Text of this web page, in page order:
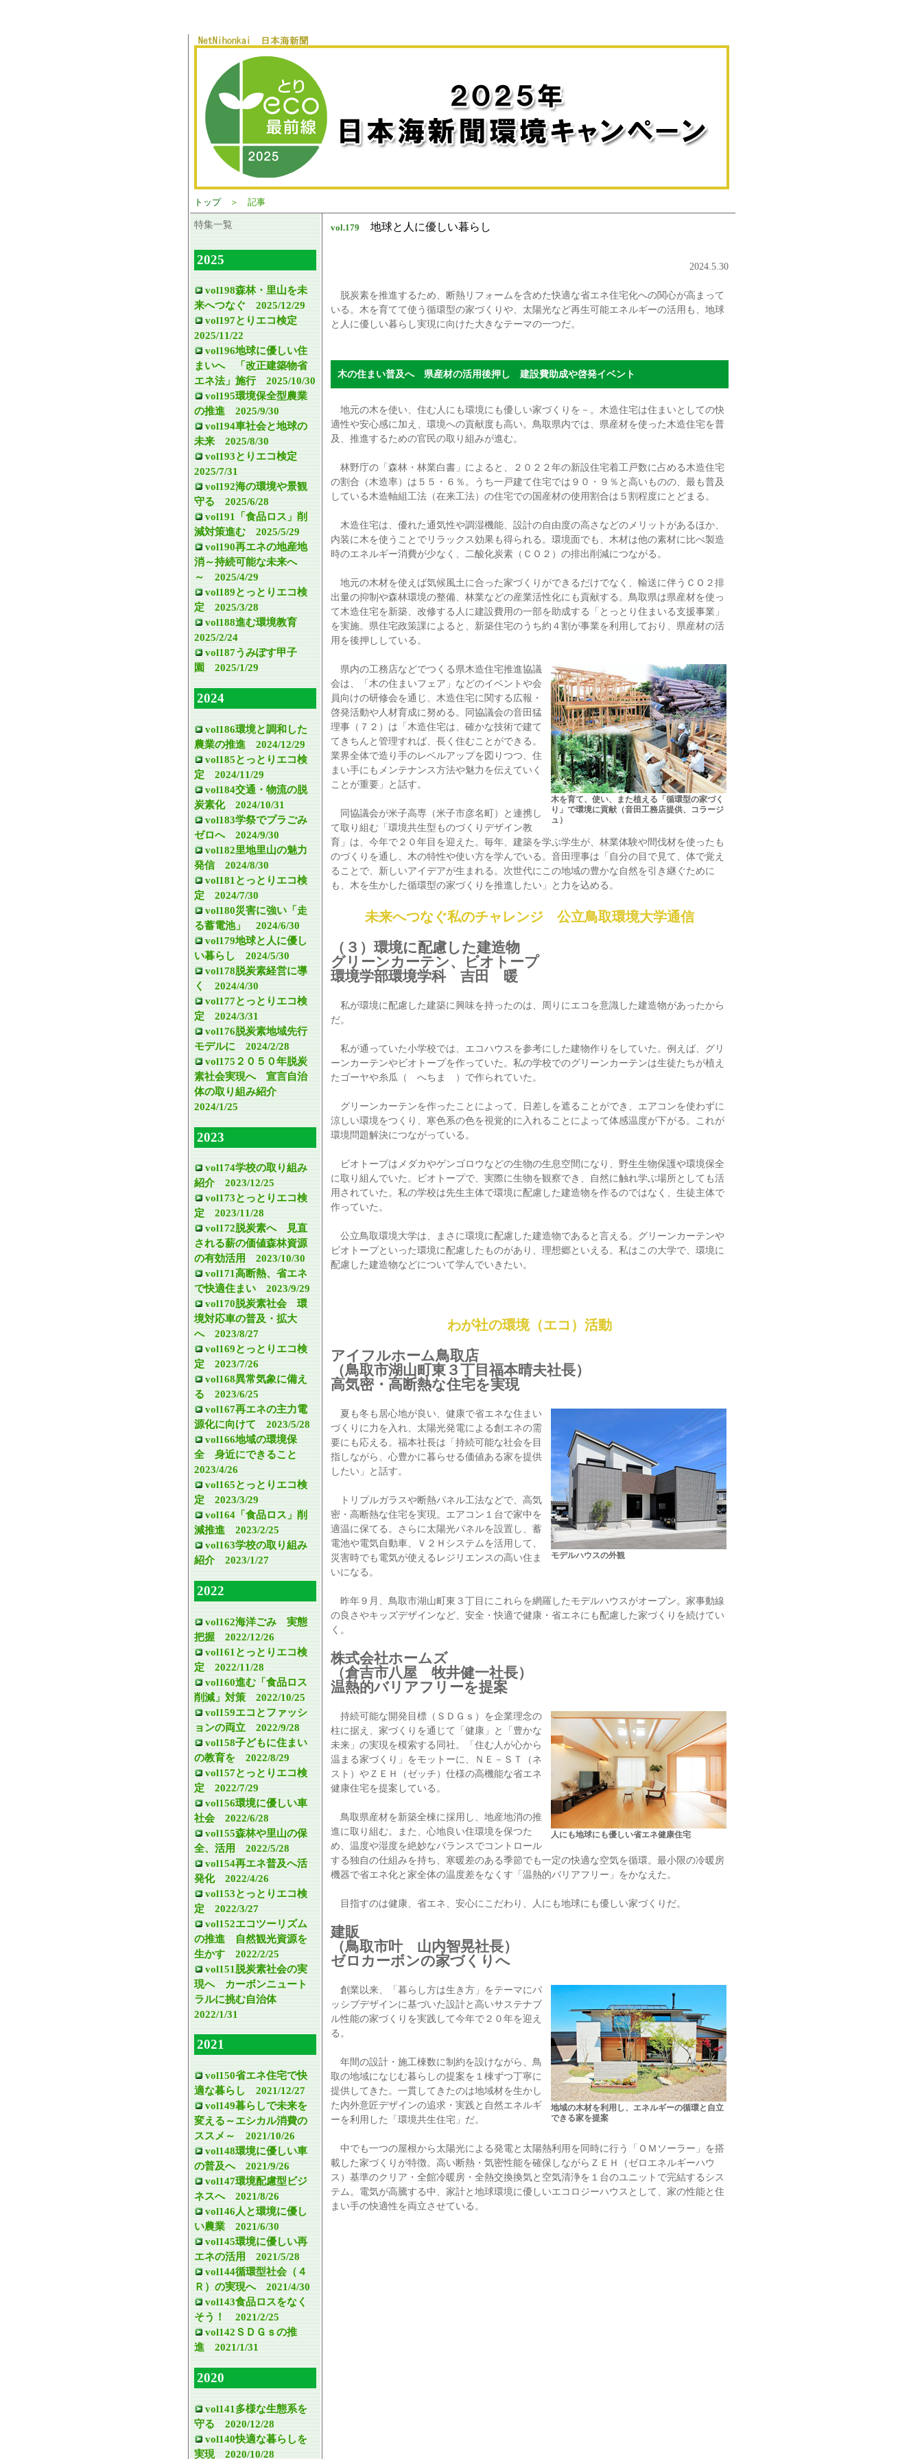
トップ＞ 記事
特集一覧
2025
vol198森林・里山を未
来へつなぐ 2025/12/29
vol197とりエコ検定
2025/11/22
vol196地球に優しい住
まいへ 「改正建築物省
エネ法」施行 2025/10/30
vol195環境保全型農業
の推進 2025/9/30
vol194車社会と地球の
未来 2025/8/30
vol193とりエコ検定
2025/7/31
vol192海の環境や景観
守る 2025/6/28
vol191「食品ロス」削
減対策進む 2025/5/29
vol190再エネの地産地
消～持続可能な未来へ
～ 2025/4/29
vol189とっとりエコ検
定 2025/3/28
vol188進む環境教育
2025/2/24
vol187うみぽす甲子
園 2025/1/29
2024
vol186環境と調和した
農業の推進 2024/12/29
vol185とっとりエコ検
定 2024/11/29
vol184交通・物流の脱
炭素化 2024/10/31
vol183学祭でプラごみ
ゼロへ 2024/9/30
vol182里地里山の魅力
発信 2024/8/30
vol181とっとりエコ検
定 2024/7/30
vol180災害に強い「走
る蓄電池」 2024/6/30
vol179地球と人に優し
い暮らし 2024/5/30
vol178脱炭素経営に導
く 2024/4/30
vol177とっとりエコ検
定 2024/3/31
vol176脱炭素地域先行
モデルに 2024/2/28
vol175２０５０年脱炭
素社会実現へ 宣言自治
体の取り組み紹介
2024/1/25
2023
vol174学校の取り組み
紹介 2023/12/25
vol173とっとりエコ検
定 2023/11/28
vol172脱炭素へ 見直
される薪の価値森林資源
の有効活用 2023/10/30
vol171高断熱、省エネ
で快適住まい 2023/9/29
vol170脱炭素社会 環
境対応車の普及・拡大
へ 2023/8/27
vol169とっとりエコ検
定 2023/7/26
vol168異常気象に備え
る 2023/6/25
vol167再エネの主力電
源化に向けて 2023/5/28
vol166地域の環境保
全 身近にできること
2023/4/26
vol165とっとりエコ検
定 2023/3/29
vol164「食品ロス」削
減推進 2023/2/25
vol163学校の取り組み
紹介 2023/1/27
2022
vol162海洋ごみ 実態
把握 2022/12/26
vol161とっとりエコ検
定 2022/11/28
vol160進む「食品ロス
削減」対策 2022/10/25
vol159エコとファッシ
ョンの両立 2022/9/28
vol158子どもに住まい
の教育を 2022/8/29
vol157とっとりエコ検
定 2022/7/29
vol156環境に優しい車
社会 2022/6/28
vol155森林や里山の保
全、活用 2022/5/28
vol154再エネ普及へ活
発化 2022/4/26
vol153とっとりエコ検
定 2022/3/27
vol152エコツーリズム
の推進 自然観光資源を
生かす 2022/2/25
vol151脱炭素社会の実
現へ カーボンニュート
ラルに挑む自治体
2022/1/31
2021
vol150省エネ住宅で快
適な暮らし 2021/12/27
vol149暮らしで未来を
変える～エシカル消費の
ススメ～ 2021/10/26
vol148環境に優しい車
の普及へ 2021/9/26
vol147環境配慮型ビジ
ネスへ 2021/8/26
vol146人と環境に優し
い農業 2021/6/30
vol145環境に優しい再
エネの活用 2021/5/28
vol144循環型社会（４
Ｒ）の実現へ 2021/4/30
vol143食品ロスをなく
そう！ 2021/2/25
vol142ＳＤＧｓの推
進 2021/1/31
2020
vol141多様な生態系を
守る 2020/12/28
vol140快適な暮らしを
実現 2020/10/28
vol.179 地球と人に優しい暮らし
2024.5.30
脱炭素を推進するため、断熱リフォームを含めた快適な省エネ住宅化への関心が高まって
いる。木を育てて使う循環型の家づくりや、太陽光など再生可能エネルギーの活用も、地球
と人に優しい暮らし実現に向けた大きなテーマの一つだ。
木の住まい普及へ 県産材の活用後押し 建設費助成や啓発イベント
地元の木を使い、住む人にも環境にも優しい家づくりを－。木造住宅は住まいとしての快
適性や安心感に加え、環境への貢献度も高い。鳥取県内では、県産材を使った木造住宅を普
及、推進するための官民の取り組みが進む。
林野庁の「森林・林業白書」によると、２０２２年の新設住宅着工戸数に占める木造住宅
の割合（木造率）は５５・６％。うち一戸建て住宅では９０・９％と高いものの、最も普及
している木造軸組工法（在来工法）の住宅での国産材の使用割合は５割程度にとどまる。
木造住宅は、優れた通気性や調湿機能、設計の自由度の高さなどのメリットがあるほか、
内装に木を使うことでリラックス効果も得られる。環境面でも、木材は他の素材に比べ製造
時のエネルギー消費が少なく、二酸化炭素（ＣＯ２）の排出削減につながる。
地元の木材を使えば気候風土に合った家づくりができるだけでなく、輸送に伴うＣＯ２排
出量の抑制や森林環境の整備、林業などの産業活性化にも貢献する。鳥取県は県産材を使っ
て木造住宅を新築、改修する人に建設費用の一部を助成する「とっとり住まいる支援事業」
を実施。県住宅政策課によると、新築住宅のうち約４割が事業を利用しており、県産材の活
用を後押ししている。
木を育て、使い、また植える「循環型の家づく
り」で環境に貢献（音田工務店提供、コラージ
ュ）
県内の工務店などでつくる県木造住宅推進協議
会は、「木の住まいフェア」などのイベントや会
員向けの研修会を通じ、木造住宅に関する広報・
啓発活動や人材育成に努める。同協議会の音田猛
理事（７２）は「木造住宅は、確かな技術で建て
てきちんと管理すれば、長く住むことができる。
業界全体で造り手のレベルアップを図りつつ、住
まい手にもメンテナンス方法や魅力を伝えていく
ことが重要」と話す。
同協議会が米子高専（米子市彦名町）と連携し
て取り組む「環境共生型ものづくりデザイン教
育」は、今年で２０年目を迎えた。毎年、建築を学ぶ学生が、林業体験や間伐材を使ったも
のづくりを通し、木の特性や使い方を学んでいる。音田理事は「自分の目で見て、体で覚え
ることで、新しいアイデアが生まれる。次世代にこの地域の豊かな自然を引き継ぐために
も、木を生かした循環型の家づくりを推進したい」と力を込める。
未来へつなぐ私のチャレンジ 公立鳥取環境大学通信
（３）環境に配慮した建造物
グリーンカーテン、ビオトープ
環境学部環境学科 吉田 暖
私が環境に配慮した建築に興味を持ったのは、周りにエコを意識した建造物があったから
だ。
私が通っていた小学校では、エコハウスを参考にした建物作りをしていた。例えば、グリ
ーンカーテンやビオトープを作っていた。私の学校でのグリーンカーテンは生徒たちが植え
たゴーヤや糸瓜（ へちま ）で作られていた。
グリーンカーテンを作ったことによって、日差しを遮ることができ、エアコンを使わずに
涼しい環境をつくり、寒色系の色を視覚的に入れることによって体感温度が下がる。これが
環境問題解決につながっている。
ビオトープはメダカやゲンゴロウなどの生物の生息空間になり、野生生物保護や環境保全
に取り組んでいた。ビオトープで、実際に生物を観察でき、自然に触れ学ぶ場所としても活
用されていた。私の学校は先生主体で環境に配慮した建造物を作るのではなく、生徒主体で
作っていた。
公立鳥取環境大学は、まさに環境に配慮した建造物であると言える。グリーンカーテンや
ビオトープといった環境に配慮したものがあり、理想郷といえる。私はこの大学で、環境に
配慮した建造物などについて学んでいきたい。
わが社の環境（エコ）活動
アイフルホーム鳥取店
（鳥取市湖山町東３丁目福本晴夫社長）
高気密・高断熱な住宅を実現
モデルハウスの外観
夏も冬も居心地が良い、健康で省エネな住まい
づくりに力を入れ、太陽光発電による創エネの需
要にも応える。福本社長は「持続可能な社会を目
指しながら、心豊かに暮らせる価値ある家を提供
したい」と話す。
トリプルガラスや断熱パネル工法などで、高気
密・高断熱な住宅を実現。エアコン１台で家中を
適温に保てる。さらに太陽光パネルを設置し、蓄
電池や電気自動車、Ｖ２Ｈシステムを活用して、
災害時でも電気が使えるレジリエンスの高い住ま
いになる。
昨年９月、鳥取市湖山町東３丁目にこれらを網羅したモデルハウスがオープン。家事動線
の良さやキッズデザインなど、安全・快適で健康・省エネにも配慮した家づくりを続けてい
く。
株式会社ホームズ
（倉吉市八屋 牧井健一社長）
温熱的バリアフリーを提案
人にも地球にも優しい省エネ健康住宅
持続可能な開発目標（ＳＤＧｓ）を企業理念の
柱に据え、家づくりを通じて「健康」と「豊かな
未来」の実現を模索する同社。「住む人が心から
温まる家づくり」をモットーに、ＮＥ－ＳＴ（ネ
スト）やＺＥＨ（ゼッチ）仕様の高機能な省エネ
健康住宅を提案している。
鳥取県産材を新築全棟に採用し、地産地消の推
進に取り組む。また、心地良い住環境を保つた
め、温度や湿度を絶妙なバランスでコントロール
する独自の仕組みを持ち、寒暖差のある季節でも一定の快適な空気を循環。最小限の冷暖房
機器で省エネ化と家全体の温度差をなくす「温熱的バリアフリー」をかなえた。
目指すのは健康、省エネ、安心にこだわり、人にも地球にも優しい家づくりだ。
建販
（鳥取市叶 山内智晃社長）
ゼロカーボンの家づくりへ
地域の木材を利用し、エネルギーの循環と自立
できる家を提案
創業以来、「暮らし方は生き方」をテーマにパ
ッシブデザインに基づいた設計と高いサステナブ
ル性能の家づくりを実践して今年で２０年を迎え
る。
年間の設計・施工棟数に制約を設けながら、鳥
取の地域になじむ暮らしの提案を１棟ずつ丁寧に
提供してきた。一貫してきたのは地域材を生かし
た内外意匠デザインの追求・実践と自然エネルギ
ーを利用した「環境共生住宅」だ。
中でも一つの屋根から太陽光による発電と太陽熱利用を同時に行う「ＯＭソーラー」を搭
載した家づくりが特徴。高い断熱・気密性能を確保しながらＺＥＨ（ゼロエネルギーハウ
ス）基準のクリア・全館冷暖房・全熱交換換気と空気清浄を１台のユニットで完結するシス
テム。電気が高騰する中、家計と地球環境に優しいエコロジーハウスとして、家の性能と住
まい手の快適性を両立させている。